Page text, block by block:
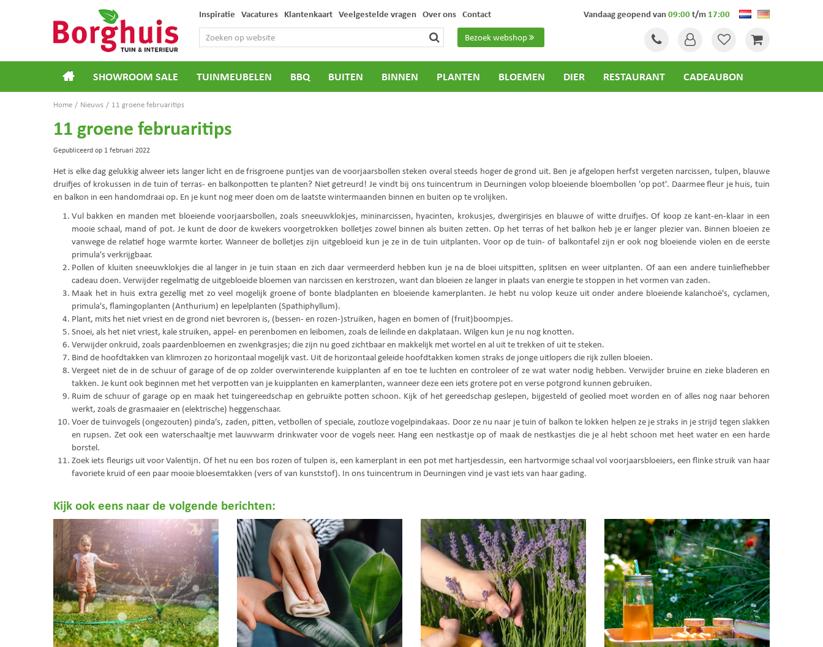
Home Nieuws 11 groene februaritips
Bezoek webshop
Inspiratie Vacatures Klantenkaart Veelgestelde vragen Over ons Contact Vandaag geopend van09:00t/m17:00
SHOWROOM SALE TUINMEUBELEN BBQ BUITEN BINNEN PLANTEN BLOEMEN DIER RESTAURANT CADEAUBON
11 groene februaritips
Gepubliceerd op 1 februari 2022
Het is elke dag gelukkig alweer iets langer licht en de frisgroene puntjes van de voorjaarsbollen steken overal steeds hoger de grond uit. Ben je afgelopen herfst vergeten narcissen, tulpen, blauwe
druifjes of krokussen in de tuin of terras- en balkonpotten te planten? Niet getreurd! Je vindt bij ons tuincentrum in Deurningen volop bloeiende bloembollen 'op pot'. Daarmee fleur je huis, tuin
en balkon in een handomdraai op. En je kunt nog meer doen om de laatste wintermaanden binnen en buiten op te vrolijken.
Vul bakken en manden met bloeiende voorjaarsbollen, zoals sneeuwklokjes, mininarcissen, hyacinten, krokusjes, dwergirisjes en blauwe of witte druifjes. Of koop ze kant-en-klaar in een
mooie schaal, mand of pot. Je kunt de door de kwekers voorgetrokken bolletjes zowel binnen als buiten zetten. Op het terras of het balkon heb je er langer plezier van. Binnen bloeien ze
vanwege de relatief hoge warmte korter. Wanneer de bolletjes zijn uitgebloeid kun je ze in de tuin uitplanten. Voor op de tuin- of balkontafel zijn er ook nog bloeiende violen en de eerste
primula's verkrijgbaar.
Pollen of kluiten sneeuwklokjes die al langer in je tuin staan en zich daar vermeerderd hebben kun je na de bloei uitspitten, splitsen en weer uitplanten. Of aan een andere tuinliefhebber
cadeau doen. Verwijder regelmatig de uitgebloeide bloemen van narcissen en kerstrozen, want dan bloeien ze langer in plaats van energie te stoppen in het vormen van zaden.
Maak het in huis extra gezellig met zo veel mogelijk groene of bonte bladplanten en bloeiende kamerplanten. Je hebt nu volop keuze uit onder andere bloeiende kalanchoë's, cyclamen,
primula's, flamingoplanten (Anthurium) en lepelplanten (Spathiphyllum).
Plant, mits het niet vriest en de grond niet bevroren is, (bessen- en rozen-)struiken, hagen en bomen of (fruit)boompjes.
Snoei, als het niet vriest, kale struiken, appel- en perenbomen en leibomen, zoals de leilinde en dakplataan. Wilgen kun je nu nog knotten.
Verwijder onkruid, zoals paardenbloemen en zwenkgrasjes; die zijn nu goed zichtbaar en makkelijk met wortel en al uit te trekken of uit te steken.
Bind de hoofdtakken van klimrozen zo horizontaal mogelijk vast. Uit de horizontaal geleide hoofdtakken komen straks de jonge uitlopers die rijk zullen bloeien.
Vergeet niet de in de schuur of garage of de op zolder overwinterende kuipplanten af en toe te luchten en controleer of ze wat water nodig hebben. Verwijder bruine en zieke bladeren en
takken. Je kunt ook beginnen met het verpotten van je kuipplanten en kamerplanten, wanneer deze een iets grotere pot en verse potgrond kunnen gebruiken.
Ruim de schuur of garage op en maak het tuingereedschap en gebruikte potten schoon. Kijk of het gereedschap geslepen, bijgesteld of geolied moet worden en of alles nog naar behoren
werkt, zoals de grasmaaier en (elektrische) heggenschaar.
Voer de tuinvogels (ongezouten) pinda’s, zaden, pitten, vetbollen of speciale, zoutloze vogelpindakaas. Door ze nu naar je tuin of balkon te lokken helpen ze je straks in je strijd tegen slakken
en rupsen. Zet ook een waterschaaltje met lauwwarm drinkwater voor de vogels neer. Hang een nestkastje op of maak de nestkastjes die je al hebt schoon met heet water en een harde
borstel.
Zoek iets fleurigs uit voor Valentijn. Of het nu een bos rozen of tulpen is, een kamerplant in een pot met hartjesdessin, een hartvormige schaal vol voorjaarsbloeiers, een flinke struik van haar
favoriete kruid of een paar mooie bloesemtakken (vers of van kunststof). In ons tuincentrum in Deurningen vind je vast iets van haar gading.
Kijk ook eens naar de volgende berichten: